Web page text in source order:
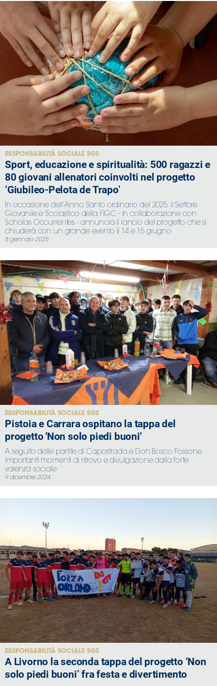
RESPONSABILITÀ SOCIALE SGS
Sport, educazione e spiritualità: 500 ragazzi e
80 giovani allenatori coinvolti nel progetto
‘Giubileo-Pelota de Trapo’
In occasione dell’Anno Santo ordinario del 2025, il Settore
Giovanile e Scolastico della FIGC - in collaborazione con
Scholas Occurrentes - annuncia il lancio del progetto che si
chiuderà con un grande evento il 14 e 15 giugno
8 gennaio 2025
RESPONSABILITÀ SOCIALE SGS
Pistoia e Carrara ospitano la tappa del
progetto 'Non solo piedi buoni'
A seguito delle partite di Capostrada e Don Bosco Fossone
importanti momenti di ritrovo e divulgazione dalla forte
valenza sociale
9 dicembre 2024
RESPONSABILITÀ SOCIALE SGS
A Livorno la seconda tappa del progetto ‘Non
solo piedi buoni’ fra festa e divertimento